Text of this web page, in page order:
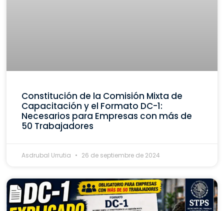
Constitución de la Comisión Mixta de
Capacitación y el Formato DC-1:
Necesarios para Empresas con más de
50 Trabajadores
Asdrubal Urrutia 26 de septiembre de 2024